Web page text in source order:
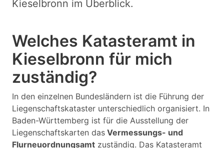
Kieselbronn im Überblick.
Welches Katasteramt in
Kieselbronn für mich
zuständig?
In den einzelnen Bundesländern ist die Führung der
Liegenschaftskataster unterschiedlich organisiert. In
Baden-Württemberg ist für die Ausstellung der
Liegenschaftskarten das Vermessungs- und
Flurneuordnungsamt zuständig. Das Katasteramt